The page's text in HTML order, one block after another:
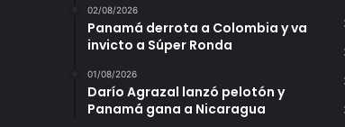
02/08/2026
Panamá derrota a Colombia y va
invicto a Súper Ronda
01/08/2026
Darío Agrazal lanzó pelotón y
Panamá gana a Nicaragua